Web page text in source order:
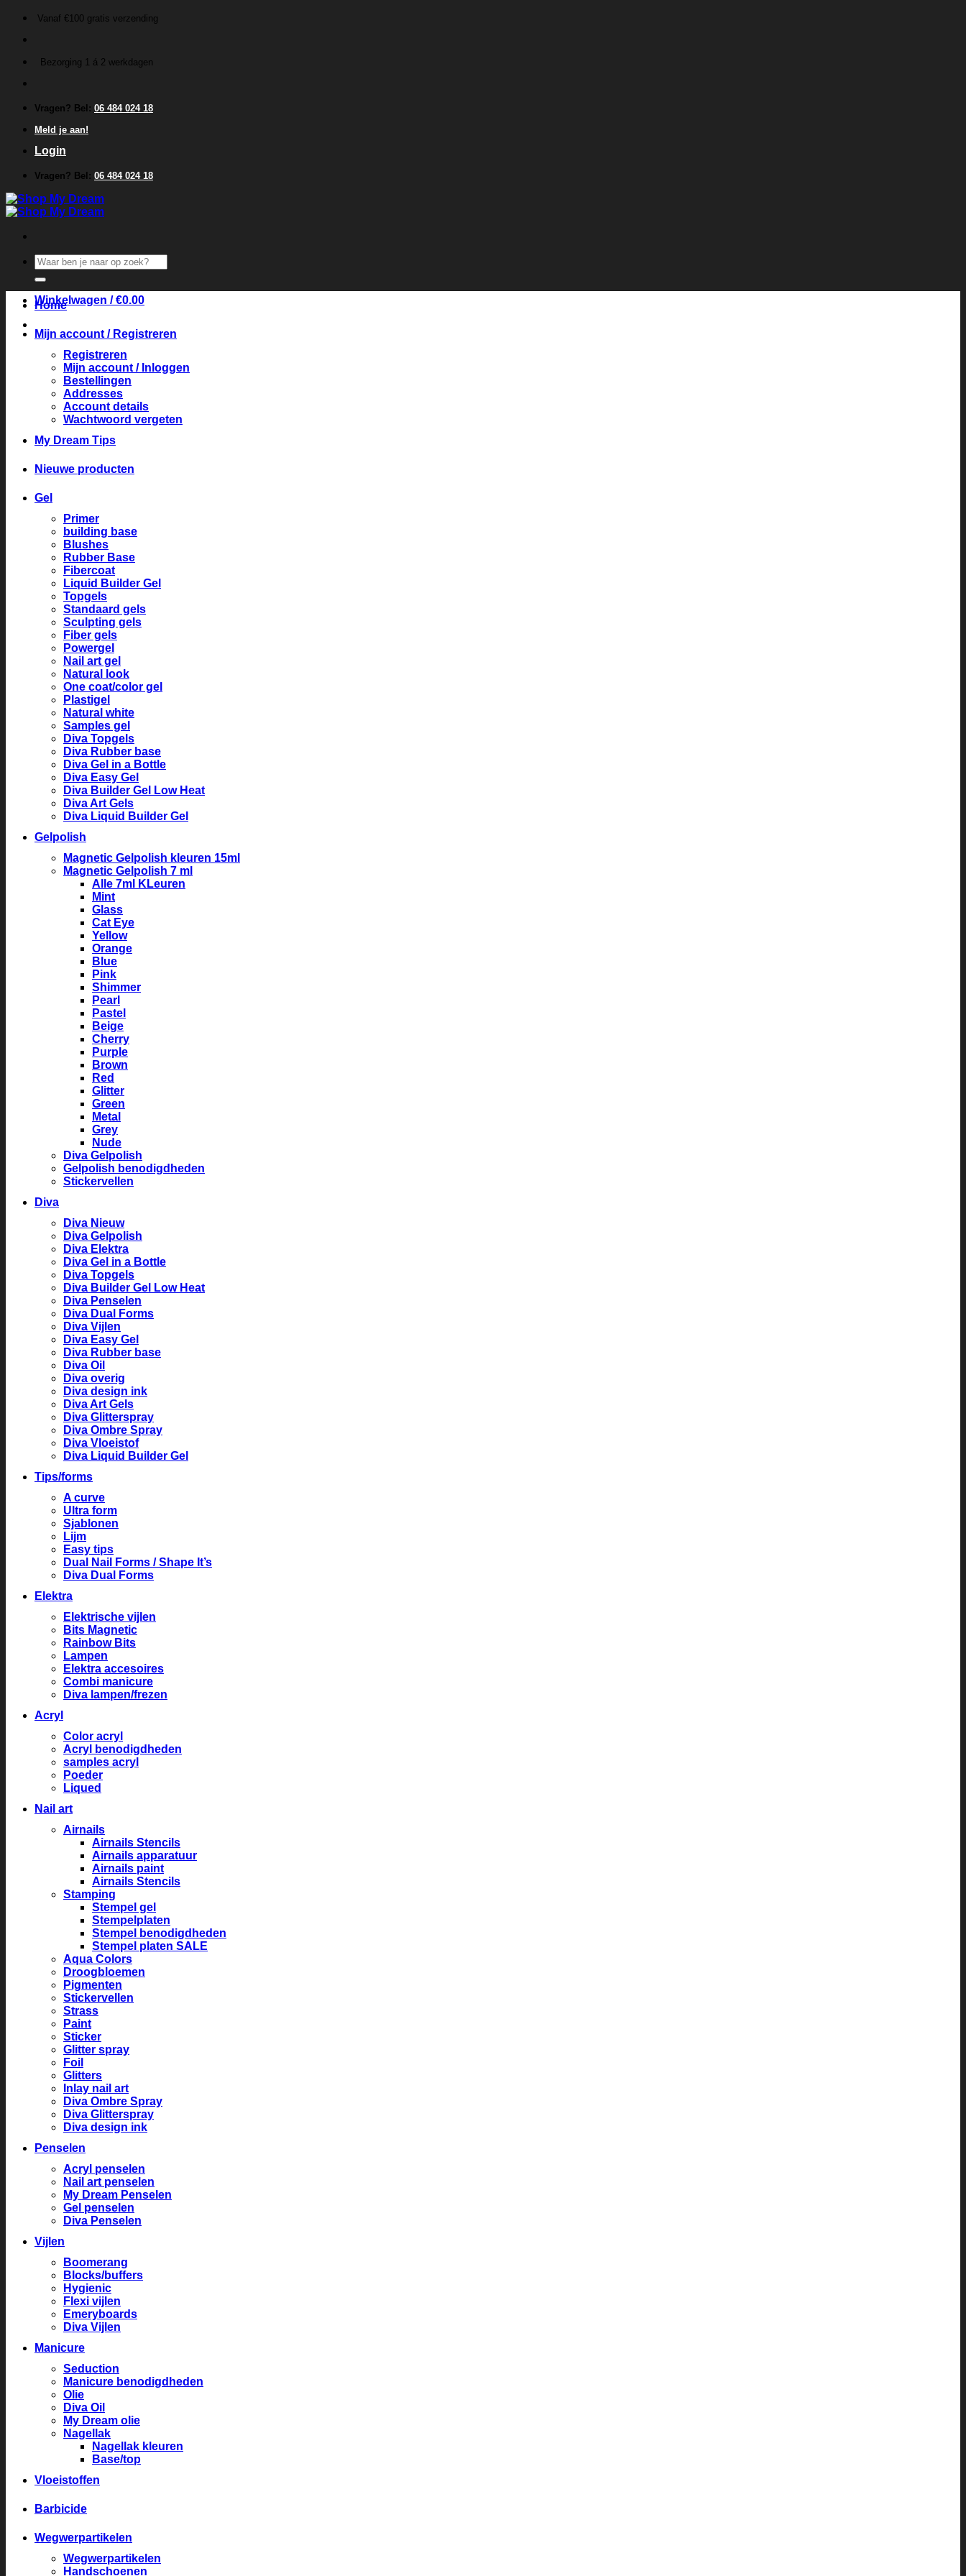
inhoud
Vanaf €100 gratis verzending
Bezorging 1 á 2 werkdagen
Vragen? Bel: 06 484 024 18
Meld je aan!
Login
Vragen? Bel: 06 484 024 18
Zoeken
naar:
Winkelwagen /€0.00
Home
Mijn account / Registreren
Registreren
Mijn account / Inloggen
Bestellingen
Addresses
Account details
Wachtwoord vergeten
My Dream Tips
Nieuwe producten
Gel
Primer
building base
Blushes
Rubber Base
Fibercoat
Liquid Builder Gel
Topgels
Standaard gels
Sculpting gels
Fiber gels
Powergel
Nail art gel
Natural look
One coat/color gel
Plastigel
Natural white
Samples gel
Diva Topgels
Diva Rubber base
Diva Gel in a Bottle
Diva Easy Gel
Diva Builder Gel Low Heat
Diva Art Gels
Diva Liquid Builder Gel
Gelpolish
Magnetic Gelpolish kleuren 15ml
Magnetic Gelpolish 7 ml
Alle 7ml KLeuren
Mint
Glass
Cat Eye
Yellow
Orange
Blue
Pink
Shimmer
Pearl
Pastel
Beige
Cherry
Purple
Brown
Red
Glitter
Green
Metal
Grey
Nude
Diva Gelpolish
Gelpolish benodigdheden
Stickervellen
Diva
Diva Nieuw
Diva Gelpolish
Diva Elektra
Diva Gel in a Bottle
Diva Topgels
Diva Builder Gel Low Heat
Diva Penselen
Diva Dual Forms
Diva Vijlen
Diva Easy Gel
Diva Rubber base
Diva Oil
Diva overig
Diva design ink
Diva Art Gels
Diva Glitterspray
Diva Ombre Spray
Diva Vloeistof
Diva Liquid Builder Gel
Tips/forms
A curve
Ultra form
Sjablonen
Lijm
Easy tips
Dual Nail Forms / Shape It’s
Diva Dual Forms
Elektra
Elektrische vijlen
Bits Magnetic
Rainbow Bits
Lampen
Elektra accesoires
Combi manicure
Diva lampen/frezen
Acryl
Color acryl
Acryl benodigdheden
samples acryl
Poeder
Liqued
Nail art
Airnails
Airnails Stencils
Airnails apparatuur
Airnails paint
Airnails Stencils
Stamping
Stempel gel
Stempelplaten
Stempel benodigdheden
Stempel platen SALE
Aqua Colors
Droogbloemen
Pigmenten
Stickervellen
Strass
Paint
Sticker
Glitter spray
Foil
Glitters
Inlay nail art
Diva Ombre Spray
Diva Glitterspray
Diva design ink
Penselen
Acryl penselen
Nail art penselen
My Dream Penselen
Gel penselen
Diva Penselen
Vijlen
Boomerang
Blocks/buffers
Hygienic
Flexi vijlen
Emeryboards
Diva Vijlen
Manicure
Seduction
Manicure benodigdheden
Olie
Diva Oil
My Dream olie
Nagellak
Nagellak kleuren
Base/top
Vloeistoffen
Barbicide
Wegwerpartikelen
Wegwerpartikelen
Handschoenen